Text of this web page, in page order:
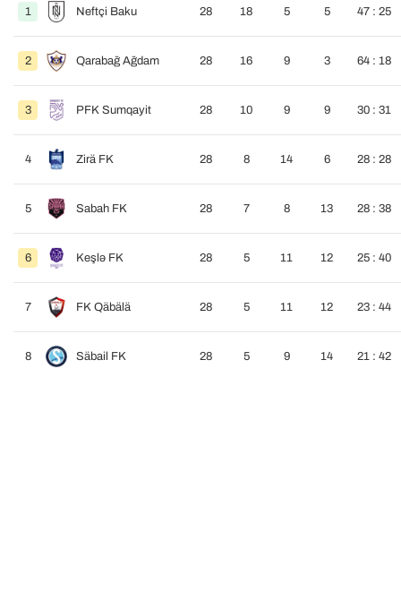
1 Neftçi Baku 28 18 5 5 47 : 25
2 Qarabağ Ağdam 28 16 9 3 64 : 18
3 PFK Sumqayit 28 10 9 9 30 : 31
4 Zirä FK 28 8 14 6 28 : 28
5 Sabah FK 28 7 8 13 28 : 38
6 Keşlə FK 28 5 11 12 25 : 40
7 FK Qäbälä 28 5 11 12 23 : 44
8 Säbail FK 28 5 9 14 21 : 42